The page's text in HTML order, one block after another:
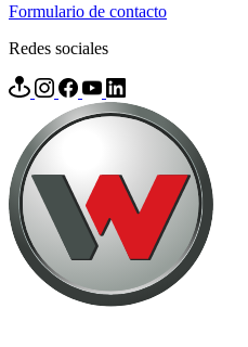
Formulario de contacto
Redes sociales